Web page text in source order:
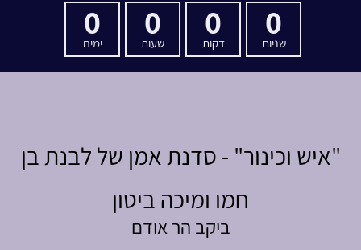
0
שניות
0
דקות
0
שעות
0
ימים
"איש וכינור" - סדנת אמן של לבנת בן
חמו ומיכה ביטון
ביקב הר אודם